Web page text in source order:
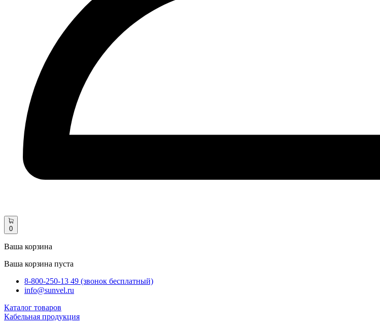
0
Ваша корзина
Ваша корзина пуста
8-800-250-13 49 (звонок бесплатный)
info@sunvel.ru
Каталог товаров
Кабельная продукция